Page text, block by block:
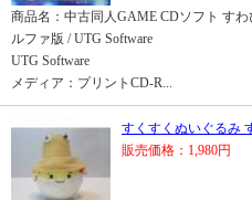
商品名：中古同人GAME CDソフト す
ルファ版 / UTG Software
UTG Software
メディア：プリントCD-R...
すくすくぬいぐるみ
販売価格：1,980円